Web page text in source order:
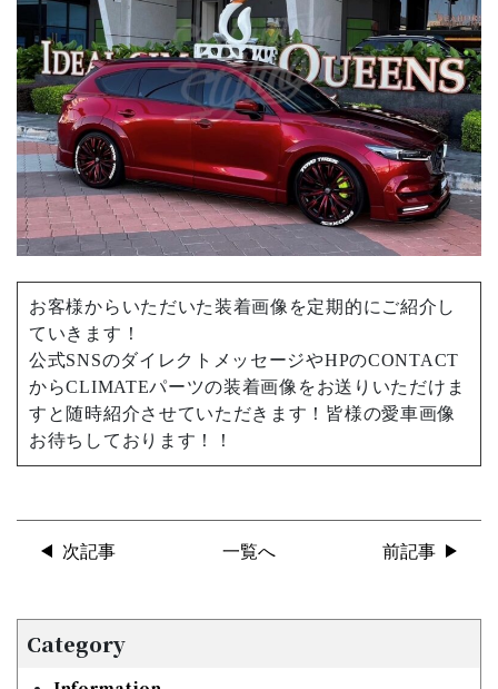
お客様からいただいた装着画像を定期的にご紹介し
ていきます！
公式SNSのダイレクトメッセージやHPのCONTACT
からCLIMATEパーツの装着画像をお送りいただけま
すと随時紹介させていただきます！皆様の愛車画像
お待ちしております！！
次記事 一覧へ 前記事
Category